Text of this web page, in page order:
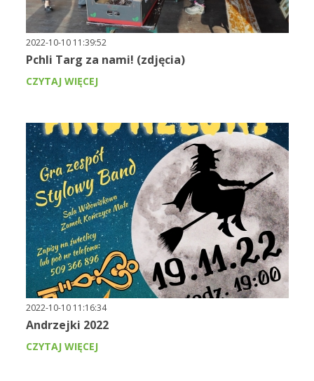
2022-10-10 11:39:52
Pchli Targ za nami! (zdjęcia)
CZYTAJ WIĘCEJ
2022-10-10 11:16:34
Andrzejki 2022
CZYTAJ WIĘCEJ